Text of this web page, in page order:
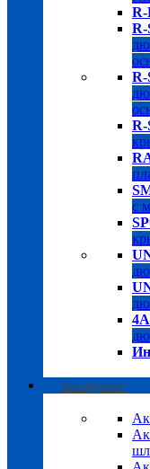
R-
R-
R-
с
Инструмент